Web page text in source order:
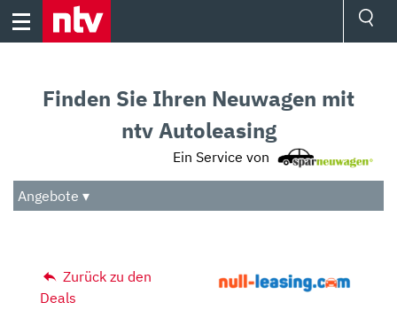
Skip
Audio
Das Beste
Finden Sie Ihren Neuwagen mit
ntv Autoleasing
Ein Service von
Angebote ▾
Zurück zu den
Deals